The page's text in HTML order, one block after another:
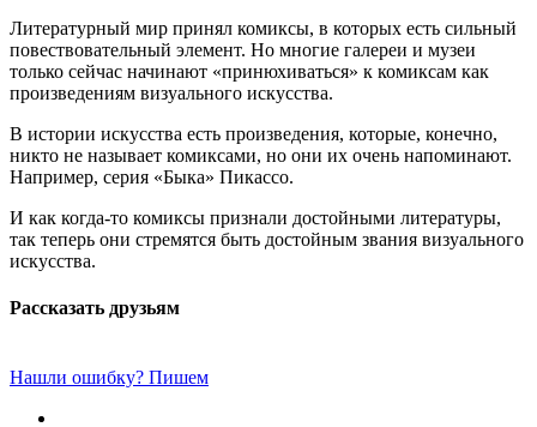
Литературный мир принял комиксы, в которых есть сильный
повествовательный элемент. Но многие галереи и музеи
только сейчас начинают «принюхиваться» к комиксам как
произведениям визуального искусства.
В истории искусства есть произведения, которые, конечно,
никто не называет комиксами, но они их очень напоминают.
Например, серия «Быка» Пикассо.
И как когда-то комиксы признали достойными литературы,
так теперь они стремятся быть достойным звания визуального
искусства.
Рассказать друзьям
Нашли ошибку? Пишем